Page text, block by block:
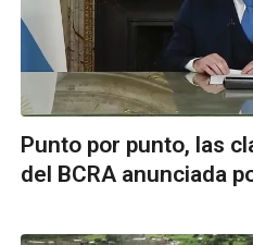
Punto por punto, las
del BCRA anunciada